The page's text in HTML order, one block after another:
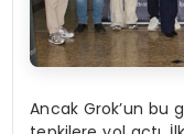
Ancak Grok’un bu